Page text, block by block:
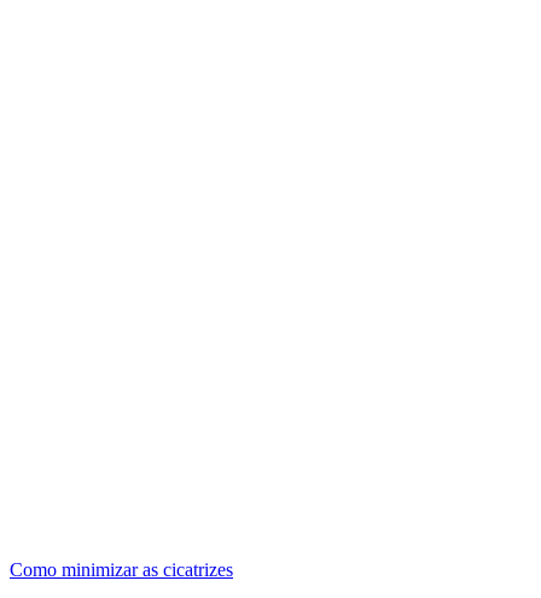
Como minimizar as cicatrizes